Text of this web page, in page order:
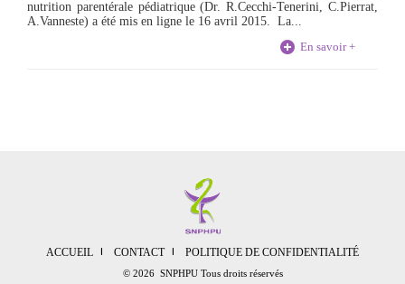
nutrition parentérale pédiatrique (Dr. R.Cecchi-Tenerini, C.Pierrat,
A.Vanneste) a été mis en ligne le 16 avril 2015. La...
En savoir +
ACCUEIL CONTACT POLITIQUE DE CONFIDENTIALITÉ
© 2026 SNPHPU Tous droits réservés